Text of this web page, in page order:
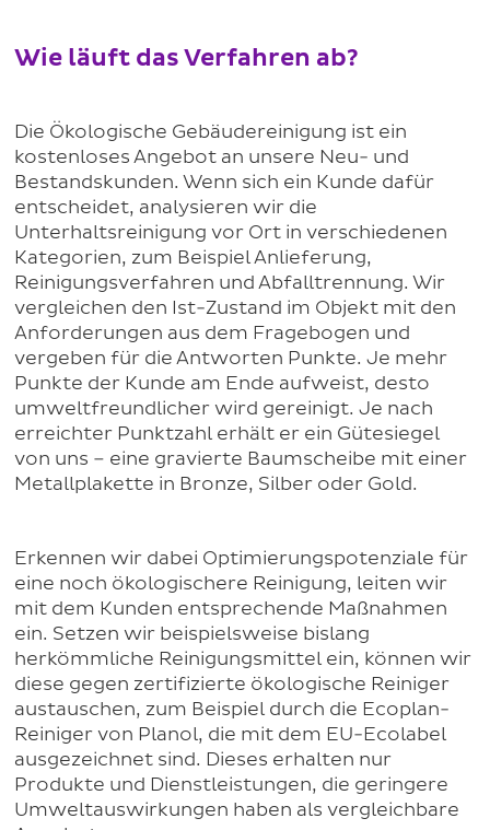
Wie läuft das Verfahren ab?
Die Ökologische Gebäudereinigung ist ein
kostenloses Angebot an unsere Neu- und
Bestandskunden. Wenn sich ein Kunde dafür
entscheidet, analysieren wir die
Unterhaltsreinigung vor Ort in verschiedenen
Kategorien, zum Beispiel Anlieferung,
Reinigungsverfahren und Abfalltrennung. Wir
vergleichen den Ist-Zustand im Objekt mit den
Anforderungen aus dem Fragebogen und
vergeben für die Antworten Punkte. Je mehr
Punkte der Kunde am Ende aufweist, desto
umweltfreundlicher wird gereinigt. Je nach
erreichter Punktzahl erhält er ein Gütesiegel
von uns – eine gravierte Baumscheibe mit einer
Metallplakette in Bronze, Silber oder Gold.
Erkennen wir dabei Optimierungspotenziale für
eine noch ökologischere Reinigung, leiten wir
mit dem Kunden entsprechende Maßnahmen
ein. Setzen wir beispielsweise bislang
herkömmliche Reinigungsmittel ein, können wir
diese gegen zertifizierte ökologische Reiniger
austauschen, zum Beispiel durch die Ecoplan-
Reiniger von Planol, die mit dem EU-Ecolabel
ausgezeichnet sind. Dieses erhalten nur
Produkte und Dienstleistungen, die geringere
Umweltauswirkungen haben als vergleichbare